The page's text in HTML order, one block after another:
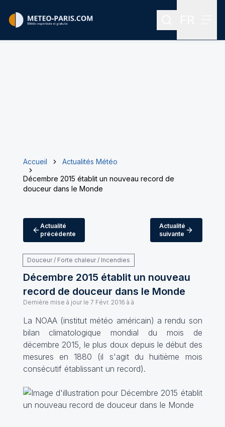
Rechercher
Accueil
Actualités Météo
Décembre 2015 établit un nouveau record de
douceur dans le Monde
Actualité
précédente
Actualité
suivante
Douceur / Forte chaleur / Incendies
Décembre 2015 établit un nouveau
record de douceur dans le Monde
Dernière mise à jour le 7 Févr. 2016 à à
La NOAA (institut météo américain) a rendu son
bilan climatologique mondial du mois de
décembre 2015, le plus doux depuis le début des
mesures en 1880 (il s'agit du huitième mois
consécutif établissant un record).